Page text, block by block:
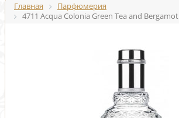
Главная
Парфюмерия
4711 Acqua Colonia Green Tea and Bergamot